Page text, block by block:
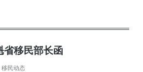
省移民部长函
移民动态